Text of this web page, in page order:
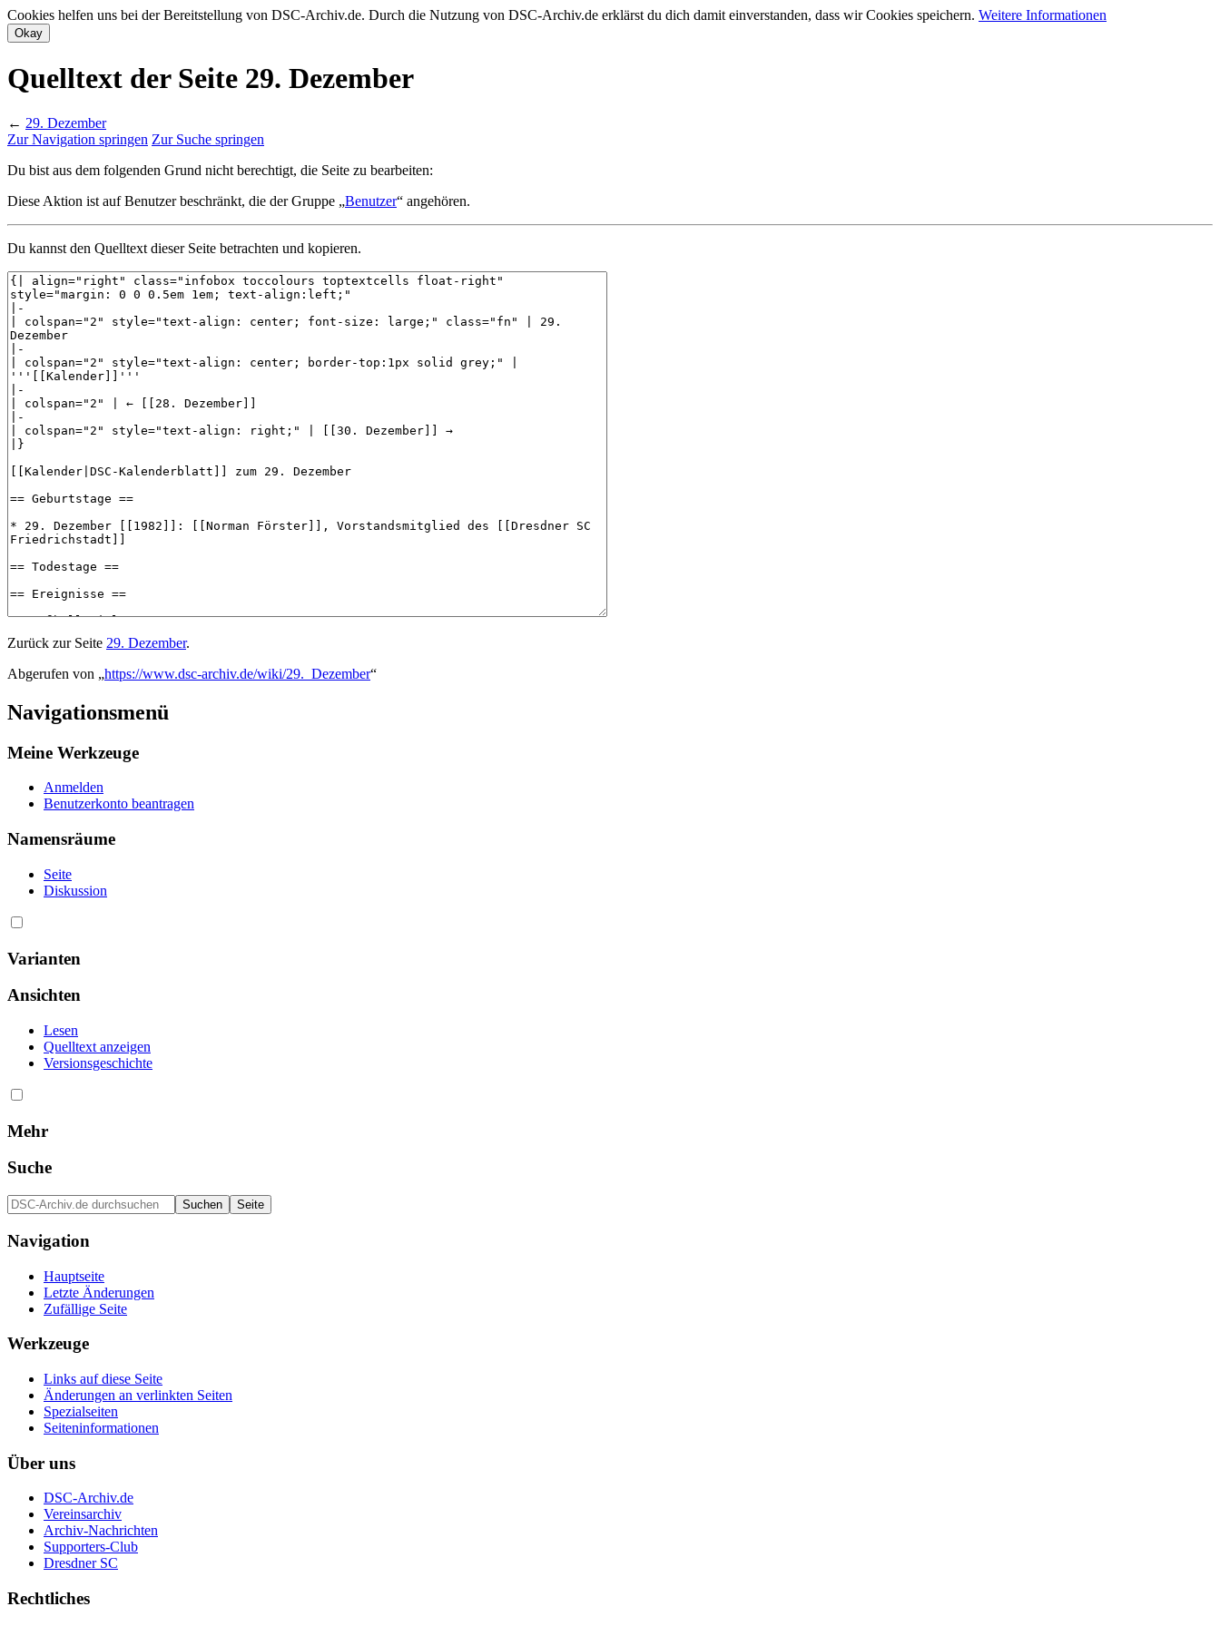
Cookies helfen uns bei der Bereitstellung von DSC-Archiv.de. Durch die Nutzung von DSC-Archiv.de erklärst du dich damit einverstanden, dass wir Cookies speichern. Weitere Informationen
Quelltext der Seite 29. Dezember
← 29. Dezember
Zur Navigation springen Zur Suche springen
Du bist aus dem folgenden Grund nicht berechtigt, die Seite zu bearbeiten:
Diese Aktion ist auf Benutzer beschränkt, die der Gruppe „Benutzer“ angehören.
Du kannst den Quelltext dieser Seite betrachten und kopieren.
Zurück zur Seite 29. Dezember.
Abgerufen von „https://www.dsc-archiv.de/wiki/29._Dezember“
Navigationsmenü
Meine Werkzeuge
Anmelden
Benutzerkonto beantragen
Namensräume
Seite
Diskussion
Varianten
Ansichten
Lesen
Quelltext anzeigen
Versionsgeschichte
Mehr
Suche
Navigation
Hauptseite
Letzte Änderungen
Zufällige Seite
Werkzeuge
Links auf diese Seite
Änderungen an verlinkten Seiten
Spezialseiten
Seiten­informationen
Über uns
DSC-Archiv.de
Vereinsarchiv
Archiv-Nachrichten
Supporters-Club
Dresdner SC
Rechtliches